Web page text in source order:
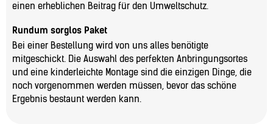
einen erheblichen Beitrag für den Umweltschutz.
Rundum sorglos Paket
Bei einer Bestellung wird von uns alles benötigte
mitgeschickt. Die Auswahl des perfekten Anbringungsortes
und eine kinderleichte Montage sind die einzigen Dinge, die
noch vorgenommen werden müssen, bevor das schöne
Ergebnis bestaunt werden kann.